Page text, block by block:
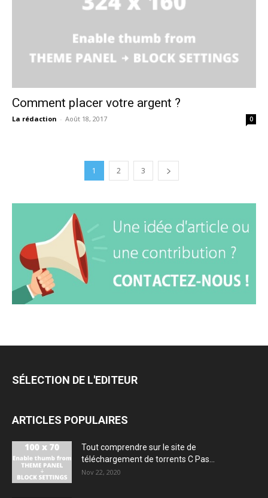
Comment placer votre argent ?
La rédaction - Août 18, 2017 0
1 2 3
SÉLECTION DE L'EDITEUR
ARTICLES POPULAIRES
Tout comprendre sur le site de
téléchargement de torrents C Pas...
Nov 22, 2020